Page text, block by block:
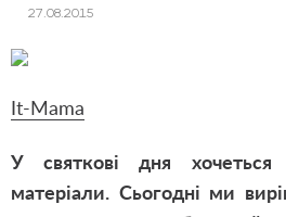
27.08.2015
It-Mama
У святкові дня хочеться
матеріали. Сьогодні ми